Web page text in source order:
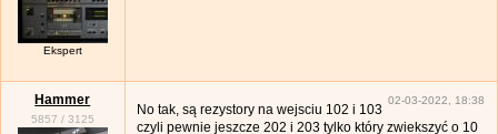
Ekspert
Hammer
5857 / 3125
02-03-2022, 18:38
No tak, są rezystory na wejsciu 102 i 103
czyli pewnie jeszcze 202 i 203 tylko który zwiekszyć o 10